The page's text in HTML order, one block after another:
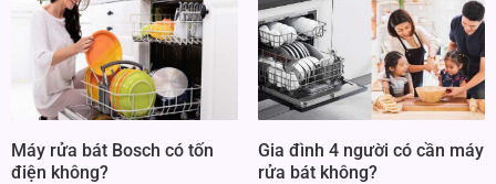
Máy rửa bát Bosch có tốn
điện không?
Gia đình 4 người có cần máy
rửa bát không?